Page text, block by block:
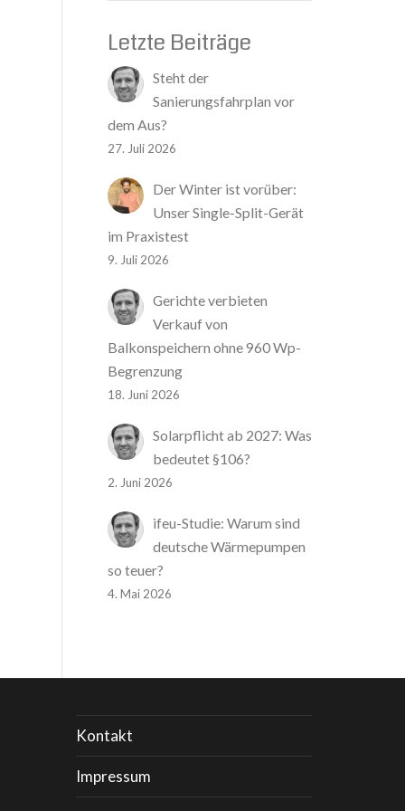
Letzte Beiträge
Steht der
Sanierungsfahrplan vor
dem Aus?
27. Juli 2026
Der Winter ist vorüber:
Unser Single-Split-Gerät
im Praxistest
9. Juli 2026
Gerichte verbieten
Verkauf von
Balkonspeichern ohne 960 Wp-
Begrenzung
18. Juni 2026
Solarpflicht ab 2027: Was
bedeutet §106?
2. Juni 2026
ifeu-Studie: Warum sind
deutsche Wärmepumpen
so teuer?
4. Mai 2026
Kontakt
Impressum